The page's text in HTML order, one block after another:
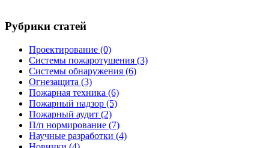
Рубрики статей
Проектирование (0)
Системы пожаротушения (3)
Системы обнаружения (6)
Огнезащита (3)
Пожарная техника (6)
Пожарный надзор (5)
Пожарный аудит (2)
П/п нормирование (7)
Научные разработки (4)